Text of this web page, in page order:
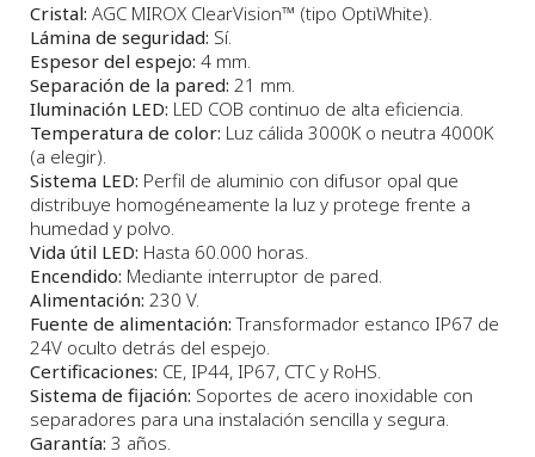
Cristal: AGC MIROX ClearVision™ (tipo OptiWhite).
Lámina de seguridad: Sí.
Espesor del espejo: 4 mm.
Separación de la pared: 21 mm.
Iluminación LED: LED COB continuo de alta eficiencia.
Temperatura de color: Luz cálida 3000K o neutra 4000K
(a elegir).
Sistema LED: Perfil de aluminio con difusor opal que
distribuye homogéneamente la luz y protege frente a
humedad y polvo.
Vida útil LED: Hasta 60.000 horas.
Encendido: Mediante interruptor de pared.
Alimentación: 230 V.
Fuente de alimentación: Transformador estanco IP67 de
24V oculto detrás del espejo.
Certificaciones: CE, IP44, IP67, CTC y RoHS.
Sistema de fijación: Soportes de acero inoxidable con
separadores para una instalación sencilla y segura.
Garantía: 3 años.